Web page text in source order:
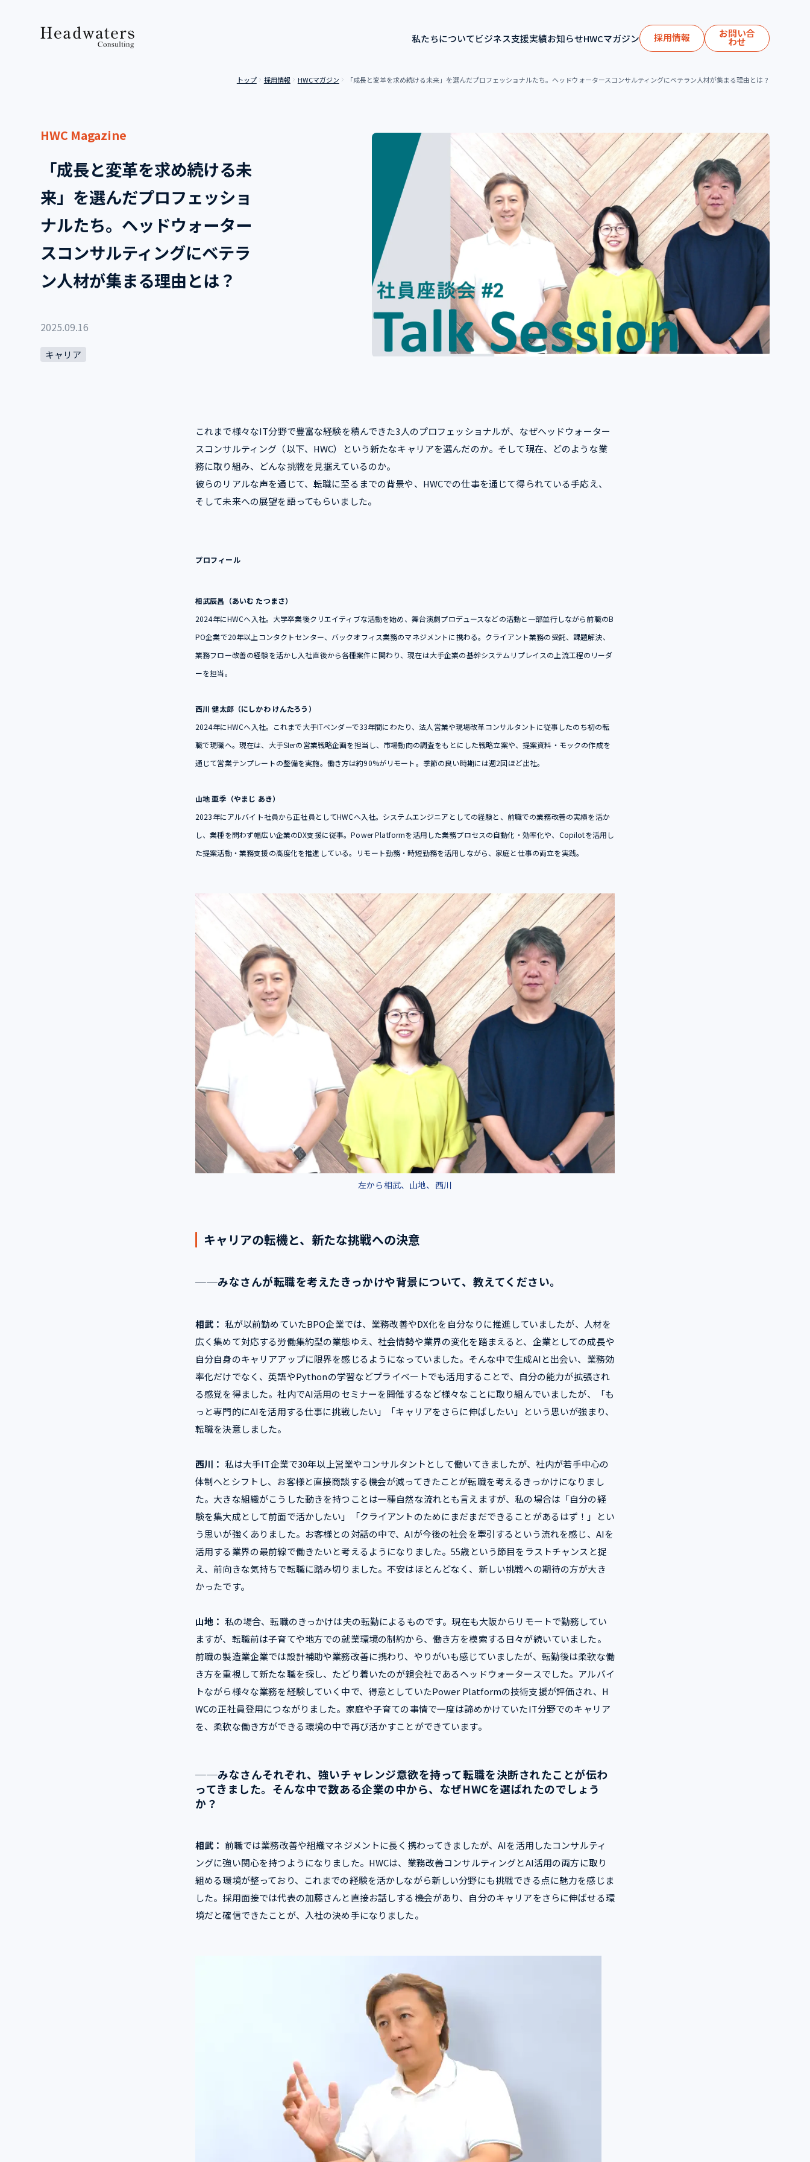
私たちについてビジネス支援実績お知らせHWCマガジン 採用情報 お問い合
わせ
トップ 採用情報 HWCマガジン 「成長と変革を求め続ける未来」を選んだプロフェッショナルたち。ヘッドウォータースコンサルティングにベテラン人材が集まる理由とは？
HWC Magazine
「成長と変革を求め続ける未
来」を選んだプロフェッショ
ナルたち。ヘッドウォーター
スコンサルティングにベテラ
ン人材が集まる理由とは？
2025.09.16
キャリア
これまで様々なIT分野で豊富な経験を積んできた3人のプロフェッショナルが、なぜヘッドウォーター
スコンサルティング（以下、HWC）という新たなキャリアを選んだのか。そして現在、どのような業
務に取り組み、どんな挑戦を見据えているのか。
彼らのリアルな声を通じて、転職に至るまでの背景や、HWCでの仕事を通じて得られている手応え、
そして未来への展望を語ってもらいました。
プロフィール
相武辰昌（あいむ たつまさ）
2024年にHWCへ入社。大学卒業後クリエイティブな活動を始め、舞台演劇プロデュースなどの活動と一部並行しながら前職のB
PO企業で20年以上コンタクトセンター、バックオフィス業務のマネジメントに携わる。クライアント業務の受託、課題解決、
業務フロー改善の経験を活かし入社直後から各種案件に関わり、現在は大手企業の基幹システムリプレイスの上流工程のリーダ
ーを担当。
西川 健太郎（にしかわ けんたろう）
2024年にHWCへ入社。これまで大手ITベンダーで33年間にわたり、法人営業や現場改革コンサルタントに従事したのち初の転
職で現職へ。現在は、大手SIerの営業戦略企画を担当し、市場動向の調査をもとにした戦略立案や、提案資料・モックの作成を
通じて営業テンプレートの整備を実施。働き方は約90%がリモート。季節の良い時期には週2回ほど出社。
山地 亜季（やまじ あき）
2023年にアルバイト社員から正社員としてHWCへ入社。システムエンジニアとしての経験と、前職での業務改善の実績を活か
し、業種を問わず幅広い企業のDX支援に従事。Power Platformを活用した業務プロセスの自動化・効率化や、Copilotを活用し
た提案活動・業務支援の高度化を推進している。リモート勤務・時短勤務を活用しながら、家庭と仕事の両立を実践。
左から相武、山地、西川
キャリアの転機と、新たな挑戦への決意
──みなさんが転職を考えたきっかけや背景について、教えてください。
相武： 私が以前勤めていたBPO企業では、業務改善やDX化を自分なりに推進していましたが、人材を
広く集めて対応する労働集約型の業態ゆえ、社会情勢や業界の変化を踏まえると、企業としての成長や
自分自身のキャリアアップに限界を感じるようになっていました。 そんな中で生成AIと出会い、業務効
率化だけでなく、英語やPythonの学習などプライベートでも活用することで、自分の能力が拡張され
る感覚を得ました。社内でAI活用のセミナーを開催するなど様々なことに取り組んでいましたが、「も
っと専門的にAIを活用する仕事に挑戦したい」「キャリアをさらに伸ばしたい」という思いが強まり、
転職を決意しました。
西川： 私は大手IT企業で30年以上営業やコンサルタントとして働いてきましたが、社内が若手中心の
体制へとシフトし、お客様と直接商談する機会が減ってきたことが転職を考えるきっかけになりまし
た。大きな組織がこうした動きを持つことは一種自然な流れとも言えますが、私の場合は「自分の経
験を集大成として前面で活かしたい」「クライアントのためにまだまだできることがあるはず！」とい
う思いが強くありました。お客様との対話の中で、AIが今後の社会を牽引するという流れを感じ、AIを
活用する業界の最前線で働きたいと考えるようになりました。55歳という節目をラストチャンスと捉
え、前向きな気持ちで転職に踏み切りました。不安はほとんどなく、新しい挑戦への期待の方が大き
かったです。
山地： 私の場合、転職のきっかけは夫の転勤によるものです。現在も大阪からリモートで勤務してい
ますが、転職前は子育てや地方での就業環境の制約から、働き方を模索する日々が続いていました。
前職の製造業企業では設計補助や業務改善に携わり、やりがいも感じていましたが、転勤後は柔軟な働
き方を重視して新たな職を探し、たどり着いたのが親会社であるヘッドウォータースでした。アルバイ
トながら様々な業務を経験していく中で、得意としていたPower Platformの技術支援が評価され、H
WCの正社員登用につながりました。家庭や子育ての事情で一度は諦めかけていたIT分野でのキャリア
を、柔軟な働き方ができる環境の中で再び活かすことができています。
──みなさんそれぞれ、強いチャレンジ意欲を持って転職を決断されたことが伝わ
ってきました。そんな中で数ある企業の中から、なぜHWCを選ばれたのでしょう
か？
相武： 前職では業務改善や組織マネジメントに長く携わってきましたが、AIを活用したコンサルティ
ングに強い関心を持つようになりました。HWCは、業務改善コンサルティングとAI活用の両方に取り
組める環境が整っており、これまでの経験を活かしながら新しい分野にも挑戦できる点に魅力を感じま
した。採用面接では代表の加藤さんと直接お話しする機会があり、自分のキャリアをさらに伸ばせる環
境だと確信できたことが、入社の決め手になりました。